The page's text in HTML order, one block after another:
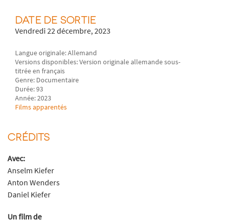
DATE DE SORTIE
Vendredi 22 décembre, 2023
Langue originale: Allemand
Versions disponibles: Version originale allemande sous-
titrée en français
Genre: Documentaire
Durée: 93
Année: 2023
Films apparentés
CRÉDITS
Avec:
Anselm Kiefer
Anton Wenders
Daniel Kiefer
Un film de